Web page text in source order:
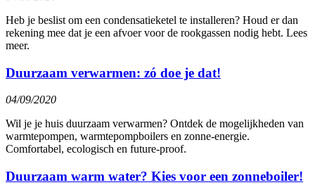
Heb je beslist om een condensatieketel te installeren? Houd er dan
rekening mee dat je een afvoer voor de rookgassen nodig hebt. Lees
meer.
Duurzaam verwarmen: zó doe je dat!
04/09/2020
Wil je je huis duurzaam verwarmen? Ontdek de mogelijkheden van
warmtepompen, warmtepompboilers en zonne-energie.
Comfortabel, ecologisch en future-proof.
Duurzaam warm water? Kies voor een zonneboiler!